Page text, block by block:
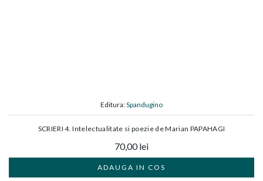
Editura:Spandugino
SCRIERI 4. Intelectualitate si poezie de Marian PAPAHAGI
70,00 lei
ADAUGA IN COS